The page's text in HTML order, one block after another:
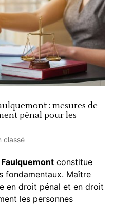
: mesures de
pénal pour les
classé
constitue
fondamentaux. Maître
en droit pénal et en droit
les personnes